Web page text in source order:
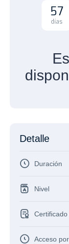
días
57
Detalle
Duración
Nivel
Acceso